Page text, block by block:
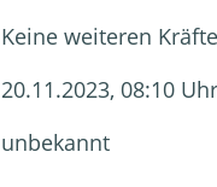
Keine weiteren Kräfte
20.11.2023, 08:10 Uhr
unbekannt